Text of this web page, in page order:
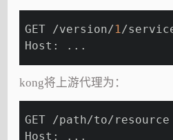
GET /version/1/
Host: ...
kong将上游代理为：
GET /path/to/resource
Host: ...